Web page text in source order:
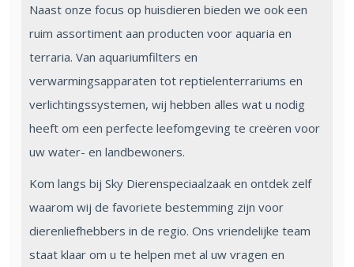
Naast onze focus op huisdieren bieden we ook een
ruim assortiment aan producten voor aquaria en
terraria. Van aquariumfilters en
verwarmingsapparaten tot reptielenterrariums en
verlichtingssystemen, wij hebben alles wat u nodig
heeft om een perfecte leefomgeving te creëren voor
uw water- en landbewoners.
Kom langs bij Sky Dierenspeciaalzaak en ontdek zelf
waarom wij de favoriete bestemming zijn voor
dierenliefhebbers in de regio. Ons vriendelijke team
staat klaar om u te helpen met al uw vragen en